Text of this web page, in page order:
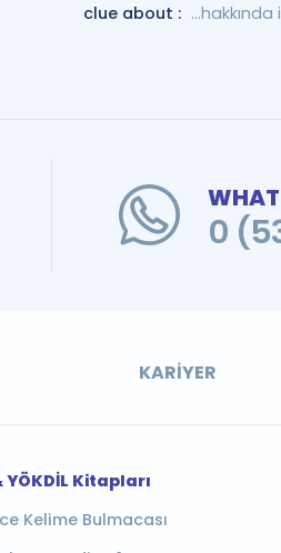
clue about :
0
KARIYER
YÖKDİL Kitapları
Kelime Bulmacası